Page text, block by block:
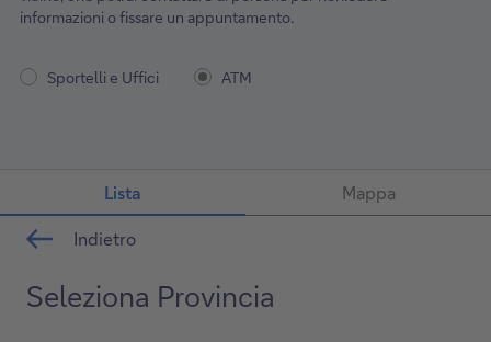
informazioni o fissare un appuntamento.
Sportelli e Uffici ATM
Lista
Mappa
Indietro
Seleziona Provincia